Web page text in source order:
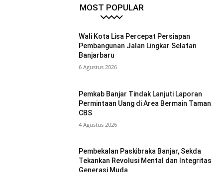
MOST POPULAR
Wali Kota Lisa Percepat Persiapan
Pembangunan Jalan Lingkar Selatan
Banjarbaru
6 Agustus 2026
Pemkab Banjar Tindak Lanjuti Laporan
Permintaan Uang di Area Bermain Taman
CBS
4 Agustus 2026
Pembekalan Paskibraka Banjar, Sekda
Tekankan Revolusi Mental dan Integritas
Generasi Muda